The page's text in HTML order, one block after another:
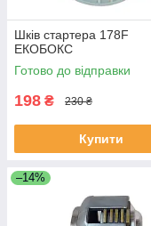
Шків стартера 178F
ЕКОБОКС
Готово до відправки
198 ₴ 230 ₴
Купити
–14%